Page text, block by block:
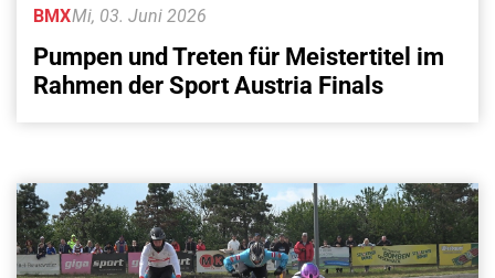
Mi, 03. Juni 2026
BMX
Pumpen und Treten für Meistertitel im
Rahmen der Sport Austria Finals